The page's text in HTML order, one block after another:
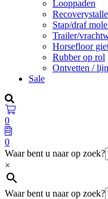
Looppaden
Stap/draf
Trailer/
Horsefloor
Rubber op rol
Ontvetten /
Sale
0
0
Waar bent u naar op zoek?
×
Waar bent u naar op zoek?